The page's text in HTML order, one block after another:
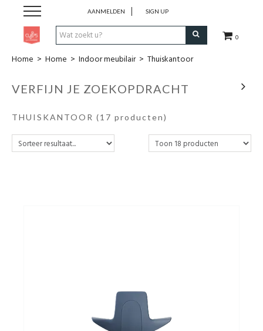
0
AANMELDEN SIGN UP
Pen & Papier
Office
Home > Home > Indoor meubilair > Thuiskantoor
VERFIJN JE ZOEKOPDRACHT
THUISKANTOOR (17 producten)